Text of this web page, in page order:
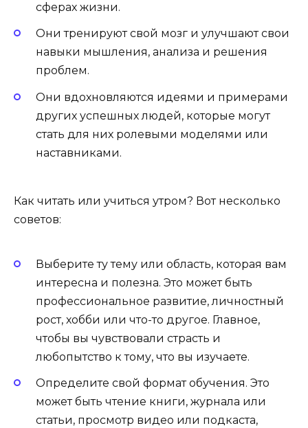
сферах жизни.
Они тренируют свой мозг и улучшают свои
навыки мышления, анализа и решения
проблем.
Они вдохновляются идеями и примерами
других успешных людей, которые могут
стать для них ролевыми моделями или
наставниками.
Как читать или учиться утром? Вот несколько
советов:
Выберите ту тему или область, которая вам
интересна и полезна. Это может быть
профессиональное развитие, личностный
рост, хобби или что-то другое. Главное,
чтобы вы чувствовали страсть и
любопытство к тому, что вы изучаете.
Определите свой формат обучения. Это
может быть чтение книги, журнала или
статьи, просмотр видео или подкаста,